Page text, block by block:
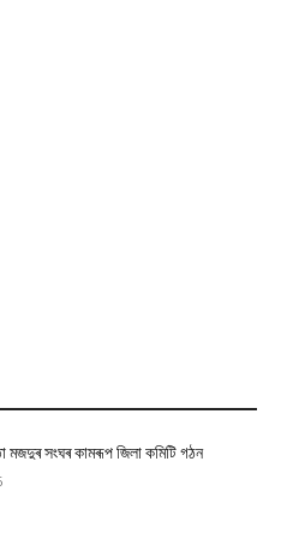
মজদুৰ সংঘৰ কামৰূপ জিলা কমিটি গঠন